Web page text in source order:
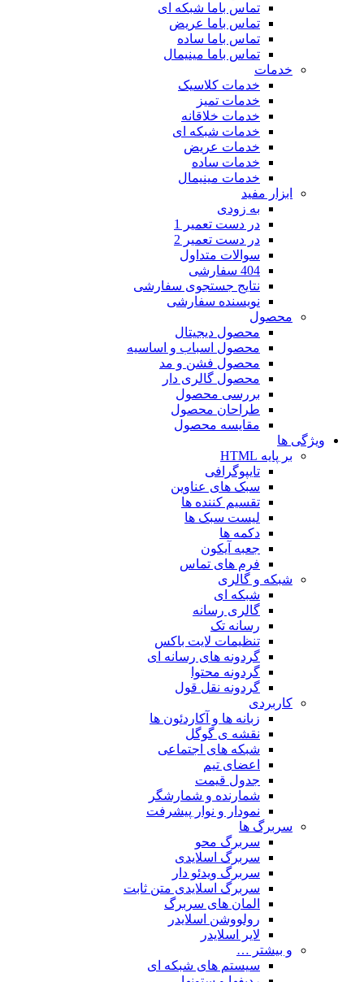
تماس باما شبکه ای
تماس باما عریض
تماس باما ساده
تماس باما مینیمال
خدمات
خدمات کلاسیک
خدمات تمیز
خدمات خلاقانه
خدمات شبکه ای
خدمات عریض
خدمات ساده
خدمات مینیمال
ابزار مفید
به زودی
در دست تعمیر 1
در دست تعمیر 2
سوالات متداول
404 سفارشی
نتایج جستجوی سفارشی
نویسنده سفارشی
محصول
محصول دیجیتال
محصول اسباب و اساسیه
محصول فشن و مد
محصول گالری دار
بررسی محصول
طراحان محصول
مقایسه محصول
ویژگی ها
بر پایه HTML
تایپوگرافی
سبک های عناوین
تقسیم کننده ها
لیست سبک ها
دکمه ها
جعبه آیکون
فرم های تماس
شبکه و گالری
شبکه ای
گالری رسانه
رسانه تک
تنظیمات لایت باکس
گردونه های رسانه ای
گردونه محتوا
گردونه نقل قول
کاربردی
زبانه ها و آکاردئون ها
نقشه ی گوگل
شبکه های اجتماعی
اعضای تیم
جدول قیمت
شمارنده و شمارشگر
نمودار و نوار پیشرفت
سربرگ ها
سربرگ محو
سربرگ اسلایدی
سربرگ ویدئو دار
سربرگ اسلایدی متن ثابت
المان های سربرگ
رولووشن اسلایدر
لایر اسلایدر
و بیشتر …
سیستم های شبکه ای